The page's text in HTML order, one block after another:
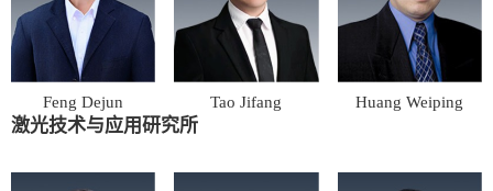
Feng Dejun Tao Jifang Huang Weiping
激光技术与应用研究所